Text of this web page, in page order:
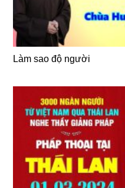
Làm sao độ người